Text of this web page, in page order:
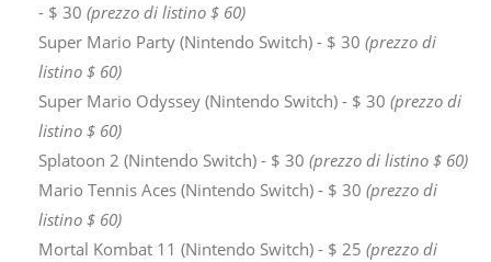
- $ 30 (prezzo di listino $ 60)
Super Mario Party (Nintendo Switch) - $ 30 (prezzo di
listino $ 60)
Super Mario Odyssey (Nintendo Switch) - $ 30 (prezzo di
listino $ 60)
Splatoon 2 (Nintendo Switch) - $ 30 (prezzo di listino $ 60)
Mario Tennis Aces (Nintendo Switch) - $ 30 (prezzo di
listino $ 60)
Mortal Kombat 11 (Nintendo Switch) - $ 25 (prezzo di